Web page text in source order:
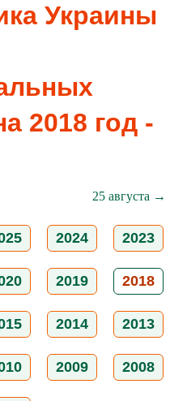
Украины
2018 год -
25 августа →
2024 2023
2019 2018
2014 2013
2009 2008